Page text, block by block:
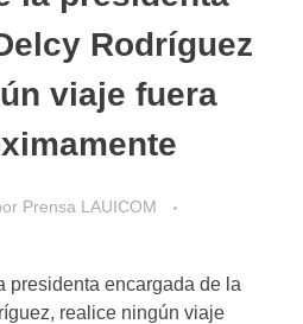
Rodríguez
viaje fuera
Prensa LAUICOM
presidenta encargada de la
realice ningún viaje